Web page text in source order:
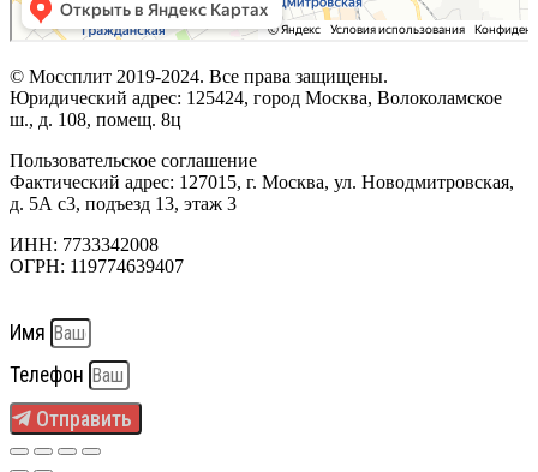
© Моссплит 2019-2024. Все права защищены.
Юридический адрес: 125424, город Москва, Волоколамское
ш., д. 108, помещ. 8ц
Пользовательское соглашение
Фактический адрес: 127015, г. Москва, ул. Новодмитровская,
д. 5А с3, подъезд 13, этаж 3
ИНН: 7733342008
ОГРН: 119774639407
Имя
Телефон
Отправить